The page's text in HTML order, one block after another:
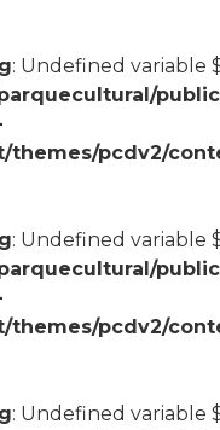
: Undefined variable
themes/pcdv2/
: Undefined variable
themes/pcdv2/
: Undefined variable